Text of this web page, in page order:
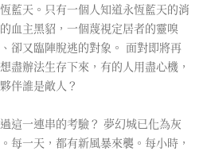
藍天。只有一個人知道永恆藍天的消
血主黑貂，一個蔑視定居者的靈嗅
卻又臨陣脫逃的對象。 面對即將再
盡辦法生存下來，有的人用盡心機，
伴誰是敵人？
這一連串的考驗？ 夢幻城已化為灰
每一天，都有新風暴來襲。每小時，